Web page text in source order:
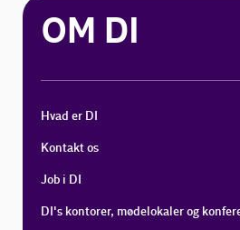
OM DI
Hvad er DI
Kontakt os
Job i DI
DI's kontorer, mødelokaler og